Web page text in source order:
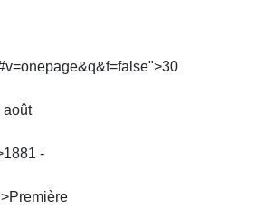
août
-